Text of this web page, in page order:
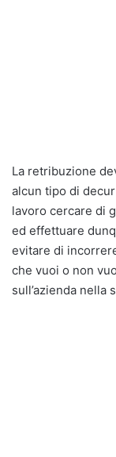
La retribuzione
alcun tipo di
lavoro cercare di
ed effettuare
evitare di
che vuoi o non
sull’azienda nella